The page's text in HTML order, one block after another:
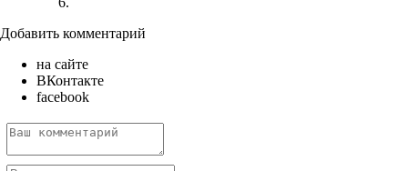
Добавить комментарий
на сайте
ВКонтакте
facebook